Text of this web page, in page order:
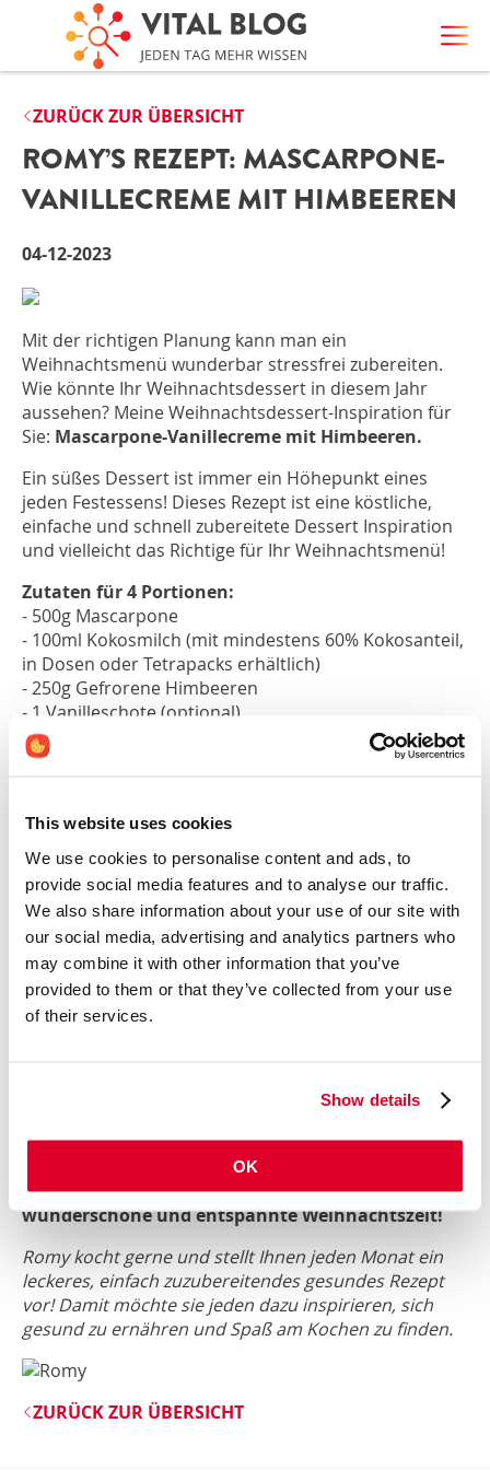
This website uses cookies
We use cookies to personalise content and ads, to
provide social media features and to analyse our traffic.
We also share information about your use of our site with
our social media, advertising and analytics partners who
may combine it with other information that you’ve
provided to them or that they’ve collected from your use
of their services.
Show details
OK
ZURÜCK ZUR ÜBERSICHT
ROMY’S REZEPT: MASCARPONE-
VANILLECREME MIT HIMBEEREN
04-12-2023
Mit der richtigen Planung kann man ein
Weihnachtsmenü wunderbar stressfrei zubereiten.
Wie könnte Ihr Weihnachtsdessert in diesem Jahr
aussehen? Meine Weihnachtsdessert-Inspiration für
Sie: Mascarpone-Vanillecreme mit Himbeeren.
Ein süßes Dessert ist immer ein Höhepunkt eines
jeden Festessens! Dieses Rezept ist eine köstliche,
einfache und schnell zubereitete Dessert Inspiration
und vielleicht das Richtige für Ihr Weihnachtsmenü!
Zutaten für 4 Portionen:
- 500g Mascarpone
- 100ml Kokosmilch (mit mindestens 60% Kokosanteil,
in Dosen oder Tetrapacks erhältlich)
- 250g Gefrorene Himbeeren
- 1 Vanilleschote (optional)
Garnierung:
Granatapfelkerne, Walnüsse,
Zubereitung:
Himbeeren auftauen und pürieren. Die
Vanilleschote längs aufschneiden und das Mark
mit einem stumpfen Messer herauskratzen.
Mascarpone, Kokosmilch und das
herausgekratzte Vanille Mark gut verrühren. Bei
Bedarf nachsüßen mit Ahornsirup,
Agavendicksaft oder Honig.
Die Hälfte der Mascarpone Vanillecreme in 4
Vanillecreme darüber verteilen.
Ich wünsche Ihnen und Ihren Lieben eine
wunderschöne und entspannte Weihnachtszeit!
Romy kocht gerne und stellt Ihnen jeden Monat ein
leckeres, einfach zuzubereitendes gesundes Rezept
vor! Damit möchte sie jeden dazu inspirieren, sich
gesund zu ernähren und Spaß am Kochen zu finden.
ZURÜCK ZUR ÜBERSICHT